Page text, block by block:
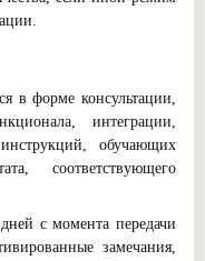
в форме консультации,
интеграции,
обучающих
соответствующего
с момента передачи
замечания,